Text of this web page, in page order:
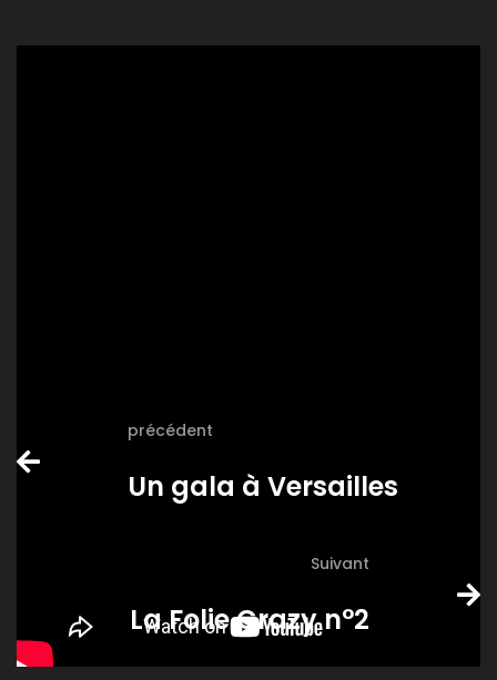
précédent
Un gala à Versailles
Suivant
La Folie Crazy n°2